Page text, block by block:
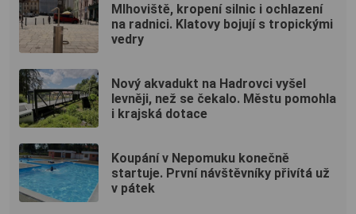
Mlhoviště, kropení silnic i ochlazení
na radnici. Klatovy bojují s tropickými
vedry
Nový akvadukt na Hadrovci vyšel
levněji, než se čekalo. Městu pomohla
i krajská dotace
Koupání v Nepomuku konečně
startuje. První návštěvníky přivítá už
v pátek